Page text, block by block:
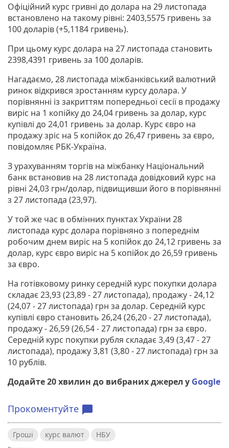
Офіційний курс гривні до долара на 29 листопада
встановлено на такому рівні: 2403,5575 гривень за
100 доларів (+5,1184 гривень).
При цьому курс долара на 27 листопада становить
2398,4391 гривень за 100 доларів.
Нагадаємо, 28 листопада міжбанківський валютний
ринок відкрився зростанням курсу долара. У
порівнянні із закриттям попередньої сесії в продажу
виріс на 1 копійку до 24,04 гривень за долар, курс
купівлі до 24,01 гривень за долар. Курс євро на
продажу зріс на 5 копійок до 26,47 гривень за євро,
повідомляє РБК-Україна.
З урахуванням торгів на міжбанку Національний
банк встановив на 28 листопада довідковий курс на
рівні 24,03 грн/долар, підвищивши його в порівнянні
з 27 листопада (23,97).
У той же час в обмінних пунктах України 28
листопада курс долара порівняно з попереднім
робочим днем виріс на 5 копійок до 24,12 гривень за
долар, курс євро виріс на 5 копійок до 26,59 гривень
за євро.
На готівковому ринку середній курс покупки долара
складає 23,93 (23,89 - 27 листопада), продажу - 24,12
(24,07 - 27 листопада) грн за долар. Середній курс
купівлі євро становить 26,24 (26,20 - 27 листопада),
продажу - 26,59 (26,54 - 27 листопада) грн за євро.
Середній курс покупки рубля складає 3,49 (3,47 - 27
листопада), продажу 3,81 (3,80 - 27 листопада) грн за
10 рублів.
Додайте 20 хвилин до вибраних джерел у Google
Прокоментуйте chat_bubble
Гроші курс валют НБУ